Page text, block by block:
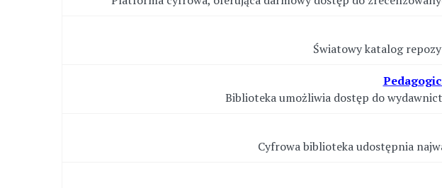
Światowy katalog
Biblioteka umożliwia dostęp do
Cyfrowa biblioteka udostępnia